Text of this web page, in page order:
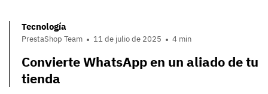
Tecnología
PrestaShop Team 11 de julio de 2025 4 min
Convierte WhatsApp en un aliado de tu
tienda